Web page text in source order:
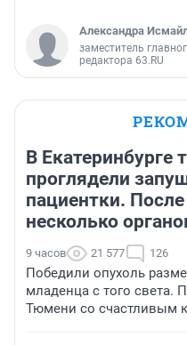
Александра
заместитель
редактора 63.RU
В Екатеринбурге
проглядели
пациентки.
несколько
9 часов 21 577 126
Победили опухоль
младенца с того света.
Тюмени со счастливым